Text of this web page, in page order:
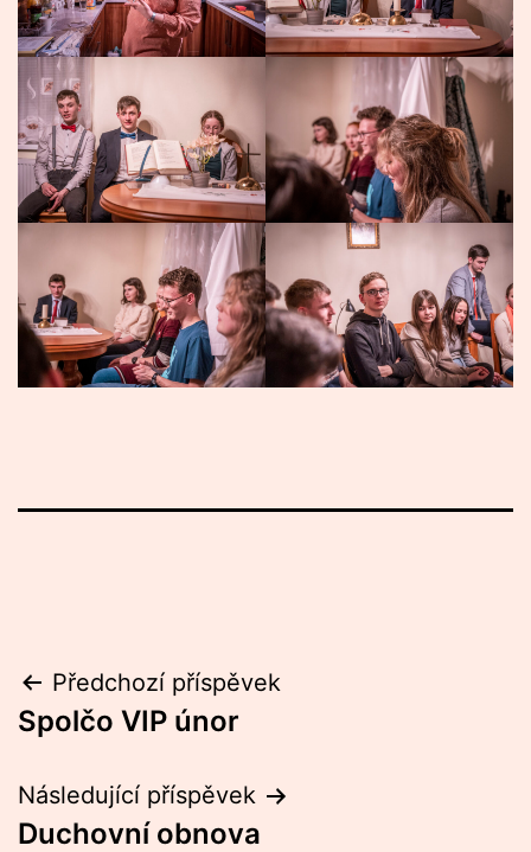
Navigace
pro
příspěvek
Předchozí příspěvek
Spolčo VIP únor
Následující příspěvek
Duchovní obnova